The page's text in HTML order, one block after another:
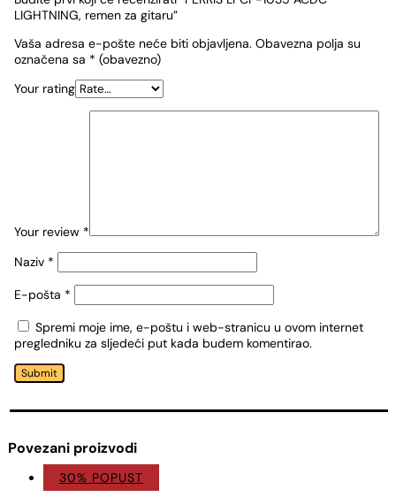
LIGHTNING, remen za gitaru”
Vaša adresa e-pošte neće biti objavljena. Obavezna polja su
označena sa * (obavezno)
Your rating
Your review *
Naziv *
E-pošta *
Spremi moje ime, e-poštu i web-stranicu u ovom internet
pregledniku za sljedeći put kada budem komentirao.
Submit
Povezani proizvodi
30% POPUST